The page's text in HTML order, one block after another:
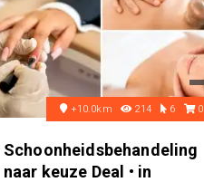
+10.0km 214 6 0
Schoonheidsbehandeling
naar keuze Deal • in